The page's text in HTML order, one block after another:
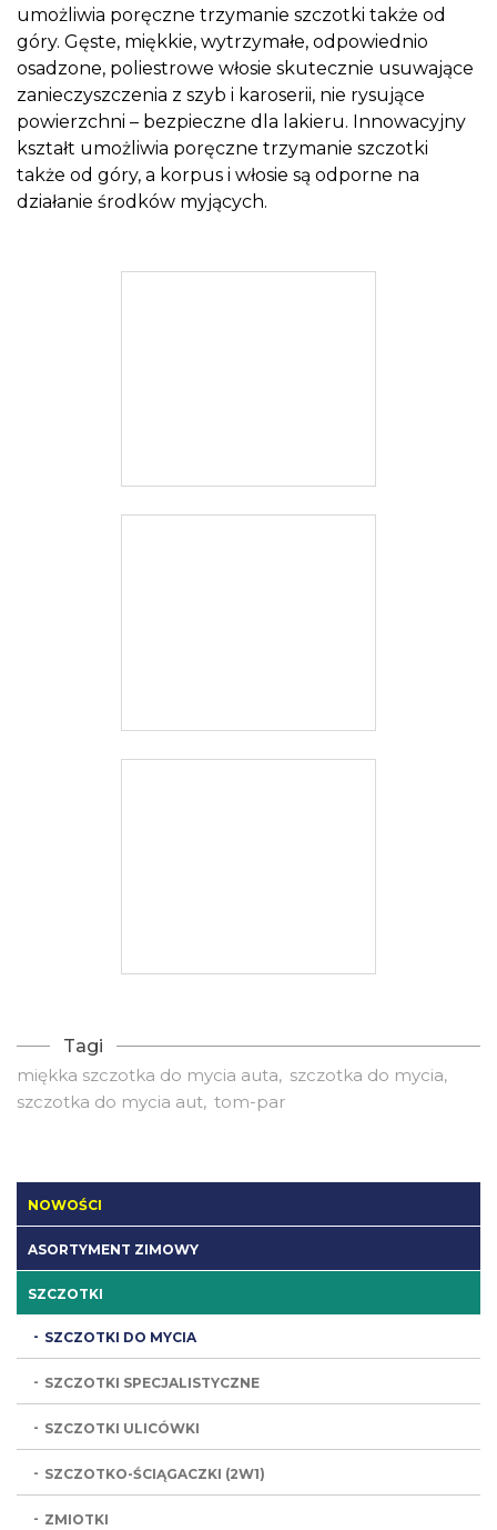
NOWOŚCI
ASORTYMENT ZIMOWY
SZCZOTKI
SZCZOTKI DO MYCIA
SZCZOTKI SPECJALISTYCZNE
SZCZOTKI ULICÓWKI
SZCZOTKO-ŚCIĄGACZKI (2W1)
ZMIOTKI
umożliwia poręczne trzymanie szczotki także od
góry. Gęste, miękkie, wytrzymałe, odpowiednio
osadzone, poliestrowe włosie skutecznie usuwające
zanieczyszczenia z szyb i karoserii, nie rysujące
powierzchni – bezpieczne dla lakieru. Innowacyjny
kształt umożliwia poręczne trzymanie szczotki
także od góry, a korpus i włosie są odporne na
działanie środków myjących.
Tagi
miękka szczotka do mycia auta
szczotka do mycia
szczotka do mycia aut tom-par